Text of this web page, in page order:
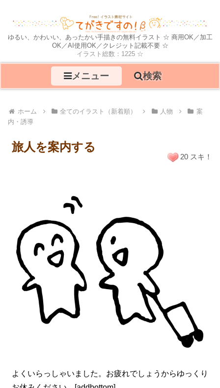
ゆるい、かわいい、あったかい手描きの無料イラスト ☆ 商用OK／加工
OK／AI使用OK／クレジット記載不要 ☆
イラスト総数：1225 ☆
メニュー 検索
ホーム 全てのイラスト（新着順） 人物
案
内・誘導
旅人を案内する
よくいらっしゃいました。お疲れでしょうからゆっくり
20 スキ！